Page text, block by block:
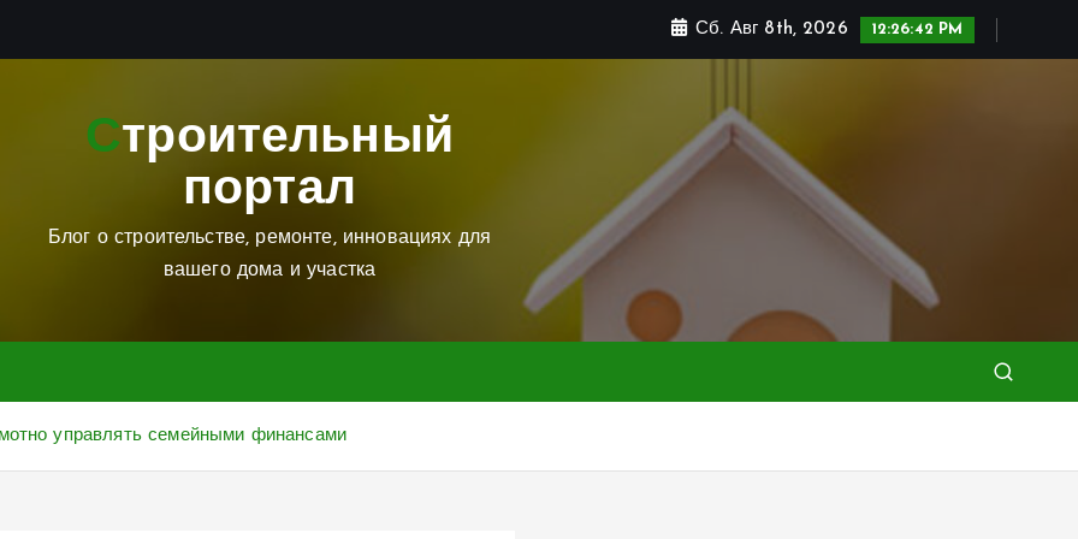
Сб. Авг 8th, 2026 12:26:44 PM
Строительный
портал
Блог о строительстве, ремонте, инновациях для
вашего дома и участка
управлять семейными финансами